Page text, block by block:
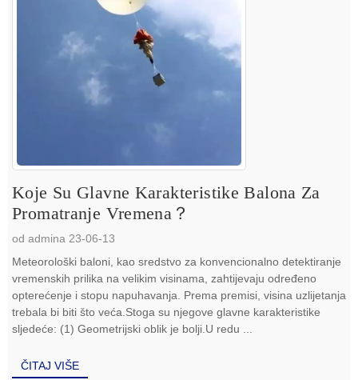
Koje Su Glavne Karakteristike Balona Za
Promatranje Vremena？
od admina 23-06-13
Meteorološki baloni, kao sredstvo za konvencionalno detektiranje
vremenskih prilika na velikim visinama, zahtijevaju određeno
opterećenje i stopu napuhavanja. Prema premisi, visina uzlijetanja
trebala bi biti što veća.Stoga su njegove glavne karakteristike
sljedeće: (1) Geometrijski oblik je bolji.U redu ...
ČITAJ VIŠE